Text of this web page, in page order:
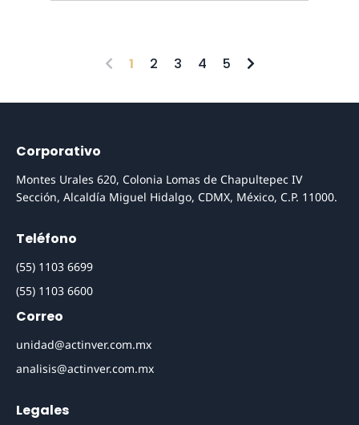
1 2 3 4 5
Corporativo
Montes Urales 620, Colonia Lomas de Chapultepec IV
Sección, Alcaldía Miguel Hidalgo, CDMX, México, C.P. 11000.
Teléfono
(55) 1103 6699
(55) 1103 6600
Correo
unidad@actinver.com.mx
analisis@actinver.com.mx
Legales